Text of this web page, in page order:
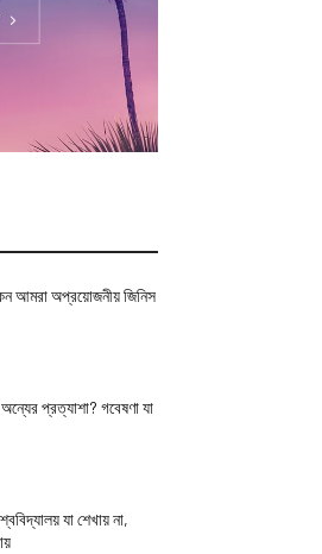
আমরা অপ্রয়োজনীয় জিনিস
প্রত্যাশা? গবেষণা যা
যা শেখায় না,